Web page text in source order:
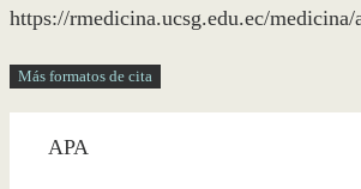
https://rmedicina.ucsg.edu.ec/
Más formatos de cita
APA